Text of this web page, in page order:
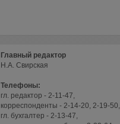
Главный редактор
Н.А. Свирская
Телефоны:
гл. редактор - 2-11-47,
корреспонденты - 2-14-20, 2-19-50,
гл. бухгалтер - 2-13-47,